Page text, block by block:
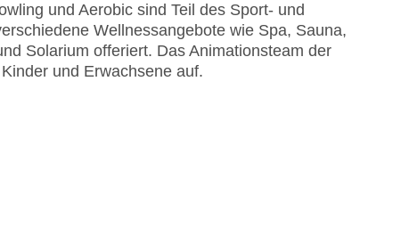
und Aerobic sind Teil des Sport- und
Wellnessangebote wie Spa, Sauna,
Solarium offeriert. Das Animationsteam der
und Erwachsene auf.